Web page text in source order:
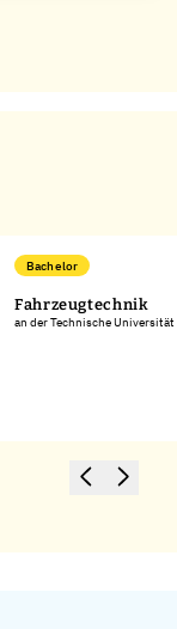
Bachelor
Fahrzeugtechnik
an der Technische